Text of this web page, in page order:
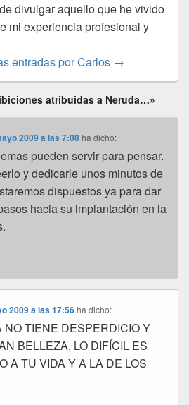
divulgar aquello que he vivido
mi experiencia profesional y
entradas por Carlos →
atribuidas a Neruda…»
2009 a las 7:08 ha dicho:
pueden servir para pensar.
y dedicarle unos minutos de
dispuestos ya para dar
hacia su implantación en la
2009 a las 17:56 ha dicho:
NO TIENE DESPERDICIO Y
BELLEZA, LO DIFÍCIL ES
A TU VIDA Y A LA DE LOS